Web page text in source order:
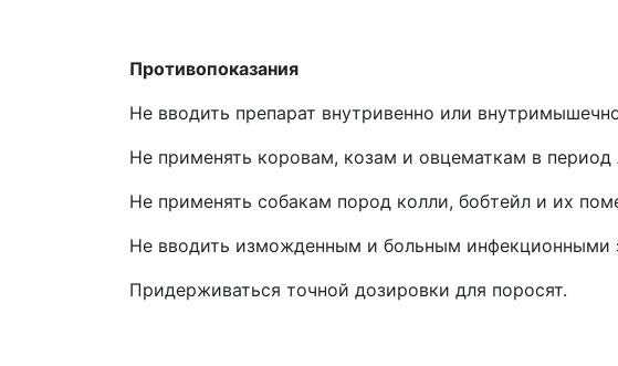
Противопоказания
Не вводить препарат внутривенно или
Не применять коровам, козам и овцематкам в
Не применять собакам пород колли, бобтейл и их
Не вводить изможденным и больным инфекционными
Придерживаться точной дозировки для поросят.